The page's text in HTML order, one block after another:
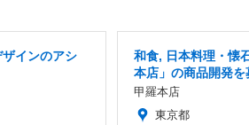
ザインのアシ
和食, 日本料理・懐
本店」の商品開発を
甲羅本店
東京都